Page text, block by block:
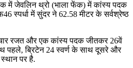
में जेवलिन थ्रो (भाला फेंक) में कांस्य पदक
स्पर्धा में सुंदर ने 62.58 मीटर के सर्वश्रेष्ठ
चार रजत और एक कांस्‍य पदक जीतकर 26वें
पहले, ब्रिटेन 24 स्वर्ण के साथ दूसरे और
पर है.